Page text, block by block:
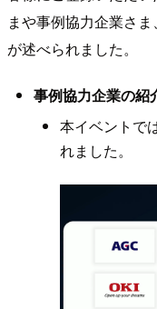
まや事例協力企業さ
が述べられました。
事例協力企業の紹
本イベントで
れました。